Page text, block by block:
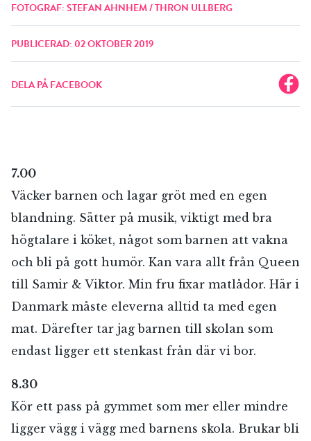
FOTOGRAF: STEFAN AHNHEM / THRON ULLBERG
PUBLICERAD: 02 OKTOBER 2019
DELA PÅ FACEBOOK
7.00
Väcker barnen och lagar gröt med en egen
blandning. Sätter på musik, viktigt med bra
högtalare i köket, något som barnen att vakna
och bli på gott humör. Kan vara allt från Queen
till Samir & Viktor. Min fru fixar matlådor. Här i
Danmark måste eleverna alltid ta med egen
mat. Därefter tar jag barnen till skolan som
endast ligger ett stenkast från där vi bor.
8.30
Kör ett pass på gymmet som mer eller mindre
ligger vägg i vägg med barnens skola. Brukar bli